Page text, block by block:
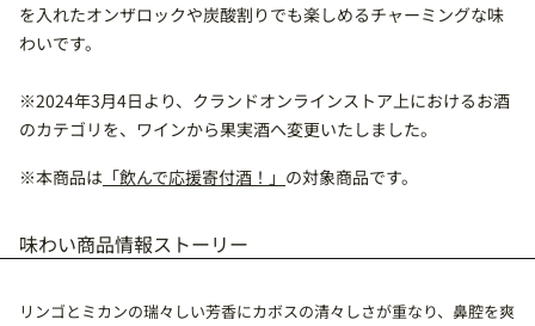
を入れたオンザロックや炭酸割りでも楽しめるチャーミングな味
わいです。
※2024年3月4日より、クランドオンラインストア上におけるお酒
のカテゴリを、ワインから果実酒へ変更いたしました。
※本商品は 「飲んで応援寄付酒！」 の対象商品です。
味わい商品情報ストーリー
リンゴとミカンの瑞々しい芳香にカボスの清々しさが重なり、鼻腔を爽